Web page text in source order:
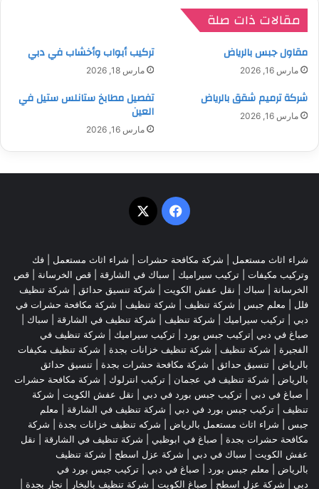
مقالات ذات صلة
مقاول جبس بالرياض
مارس 16, 2026
تركيب أبواب وأخشاب في دبي
مارس 18, 2026
شركة ترميم شقق بالرياض
مارس 16, 2026
تفصيل مطابخ ستانلس ستيل في
العين
مارس 16, 2026
فيسبوك
‫X
شراء اثاث مستعمل شركة مكافحة حشرات شراء اثاث مستعمل
فك
وتركيب مكيفات | تركيب سيراميك | سباك في الشارقة قص الخرسانة | قص
الخرسانة | سباك نقل عفش الكويت شركة تنسيق حدائق
شركة تنظيف
فلل
معلم جبس شركة تنظيف شركة تنظيف
شركة مكافحة حشرات في
دبي
تركيب سيراميك شركة تنظيف شركة تنظيف في الشارقة | سباك |
صباغ في دبي |تركيب جبس بورد | تركيب سيراميك
شركة تنظيف في
الفجيرة
شركة تنظيف شركة تنظيف خزانات بجدة
شركة تنظيف مكيفات
بالرياض
تنسيق حدائق شركة مكافحة حشرات بجدة
تنسيق حدائق
بالرياض
شركة تنظيف في عجمان | تركيب انترلوك | شركة مكافحة حشرات
صباغ في دبي تركيب جبس بورد في دبي نقل عفش الكويت
شركة
تنظيف
تركيب جبس بورد في دبي شركة تنظيف في الشارقة
معلم
جبس
شراء اثاث مستعمل بالرياض شركه تنظيف خزانات بجدة
شركة
مكافحة حشرات بجدة
صباغ في ابوظبي شركة تنظيف في الشارقة
نقل
عفش الكويت | سباك في دبي | شركة عزل اسطح
شركة تنظيف
بالرياض
معلم جبس بورد صباغ في دبي
تركيب جبس بورد في
دبي
شركة عزل اسطح صباغ الكويت شركة تنظيف بالبخار نجار بجدة